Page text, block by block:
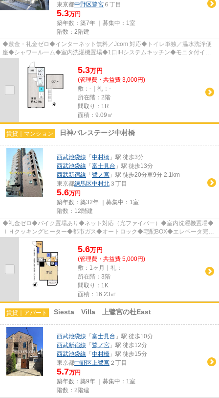
東京都中野区鷺宮 ６丁目
5.3万円
築年数：築7年 ｜募集中： 1室
階数：2階建
◆敷金・礼金ゼロ◆インターネット無料／Jcom 対応◆トイレ単独／温水洗浄便
座◆シャワールーム◆室内洗濯機置場◆1口IHシステムキッチン◆モニタ付イン
タホン◆ダブルロックドア◆敷地内駐輪場...
5.3万円
(管理費・共益費 3,000円)
敷：-｜礼：-
所在階：2階
間取り：1R
面積：9.09㎡
賃貸｜マンション 日神パレステージ中村橋
西武池袋線 「 中村橋 」駅 徒歩3分
西武池袋線 「 富士見台 」駅 徒歩13分
西武新宿線 「 鷺ノ宮 」駅 徒歩20分車9分 2.1km
東京都練馬区中村北 ３丁目
5.6万円
築年数：築32年 ｜募集中： 1室
階数：12階建
◆礼金ゼロ◆バイク置場あり◆ネット対応（光ファイバー）◆室内洗濯機置場◆
ＩＨクッキングヒーター◆都市ガス◆オートロック◆宅配BOX◆エレベータ完備
◆敷地内駐輪場◆敷地内ゴミ置場◆角部屋◆2...
5.6万円
(管理費・共益費 5,000円)
敷：1ヶ月｜礼：-
所在階：3階
間取り：1K
面積：16.23㎡
賃貸｜アパート Siesta Villa 上鷺宮の杜East
西武池袋線 「 富士見台 」駅 徒歩10分
西武新宿線 「 鷺ノ宮 」駅 徒歩12分
西武池袋線 「 中村橋 」駅 徒歩15分
東京都中野区上鷺宮 ２丁目
5.7万円
築年数：築9年 ｜募集中： 1室
階数：2階建